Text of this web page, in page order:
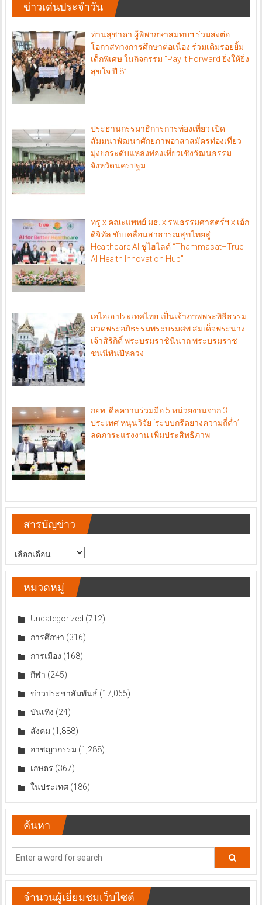
ข่าวเด่นประจำวัน
ท่านสุชาดา ผู้พิพากษาสมทบฯ ร่วมส่งต่อ
โอกาสทางการศึกษาต่อเนื่อง ร่วมเติมรอยยิ้ม
เด็กพิเศษ ในกิจกรรม “Pay It Forward ยิ่งให้ยิ่ง
สุขใจ ปี 8”
ประธานกรรมาธิการการท่องเที่ยว เปิด
สัมมนาพัฒนาศักยภาพอาสาสมัครท่องเที่ยว
มุ่งยกระดับแหล่งท่องเที่ยวเชิงวัฒนธรรม
จังหวัดนครปฐม
ทรู x คณะแพทย์ มธ. x รพ.ธรรมศาสตร์ฯ x เอ้ก
ดิจิทัล ขับเคลื่อนสาธารณสุขไทยสู่
Healthcare AI ชูไฮไลต์ “Thammasat–True
AI Health Innovation Hub”
เอไอเอ ประเทศไทย เป็นเจ้าภาพพระพิธีธรรม
สวดพระอภิธรรมพระบรมศพ สมเด็จพระนาง
เจ้าสิริกิติ์ พระบรมราชินีนาถ พระบรมราช
ชนนีพันปีหลวง
กยท. ดีลความร่วมมือ 5 หน่วยงานจาก 3
ประเทศ หนุนวิจัย ‘ระบบกรีดยางความถี่ต่ำ’
ลดภาระแรงงาน เพิ่มประสิทธิภาพ
สารบัญข่าว
สารบัญ
ข่าว
หมวดหมู่
Uncategorized (712)
การศึกษา (316)
การเมือง (168)
กีฬา (245)
ข่าวประชาสัมพันธ์ (17,065)
บันเทิง (24)
สังคม (1,888)
อาชญากรรม (1,288)
เกษตร (367)
ในประเทศ(186)
ค้นหา
จำนวนผู้เยี่ยมชมเว็บไซต์